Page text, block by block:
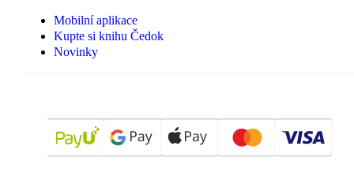
Mobilní aplikace
Kupte si knihu Čedok
Novinky